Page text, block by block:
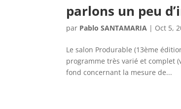
parlons un peu
par Pablo SANTAMARIA | Oct 5,
Le salon Produrable (13ème
programme très varié et complet
fond concernant la mesure de...